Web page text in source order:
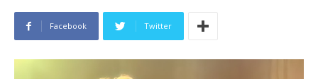
Facebook Twitter